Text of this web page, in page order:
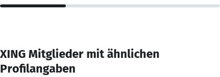
XING Mitglieder mit ähnlichen
Profilangaben